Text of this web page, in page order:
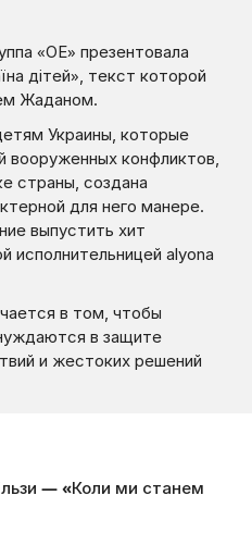
«ОЕ» презентовала
дітей», текст которой
Жаданом.
Украины, которые
вооруженных конфликтов,
страны, создана
для него манере.
выпустить хит
исполнительницей alyona
в том, чтобы
в защите
и жестоких решений
— «Коли ми станем